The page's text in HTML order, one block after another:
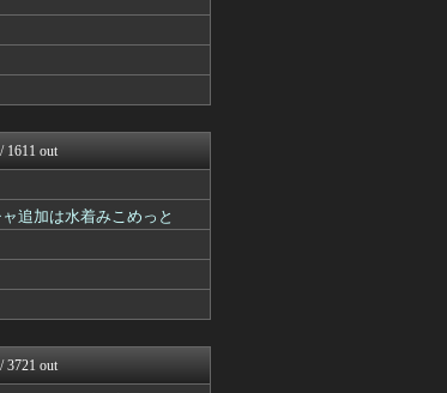
1611 out
追加は水着みこめっと
3721 out